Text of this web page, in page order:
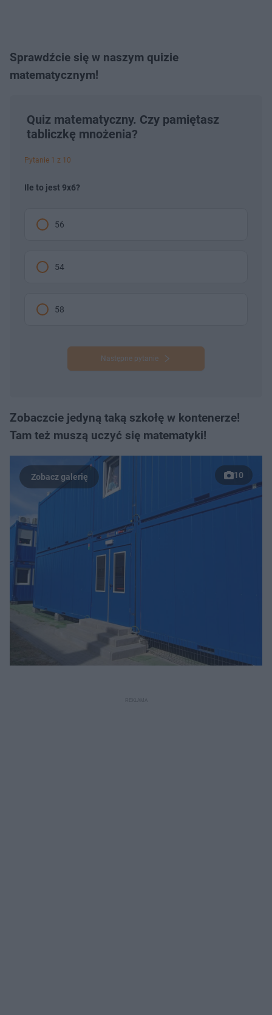
Sprawdźcie się w naszym quizie
matematycznym!
Quiz matematyczny. Czy pamiętasz
tabliczkę mnożenia?
Pytanie 1 z 10
Ile to jest 9x6?
56
54
58
Następne pytanie
Zobaczcie jedyną taką szkołę w kontenerze!
Tam też muszą uczyć się matematyki!
10